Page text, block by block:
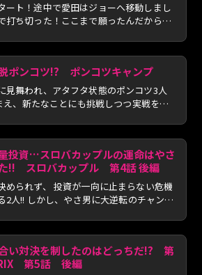
ート！途中で愛田はジョーへ移動しまし
打ち切った！ここまで願ったんだから、
ポンコツ!? ポンコツキャンプ
見舞われ、アタフタ状態のポンコツ3人
、新たなことにも挑戦しつつ実戦をス
投資…スロバカップルの運命はやさ
!! スロバカップル 第4話 後編
められず、 投資が一向に止まらない危機
2人!! しかし、やさ男に大逆転のチャン
い対決を制したのはどっちだ!? 第
第5話 後編